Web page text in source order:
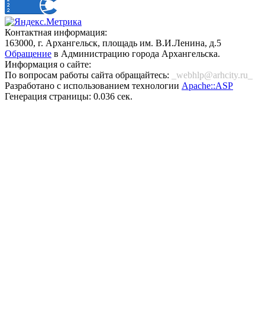
Контактная информация:
163000, г. Архангельск, площадь им. В.И.Ленина, д.5
Обращение в Администрацию города Архангельска.
Информация о сайте:
По вопросам работы сайта обращайтесь:
_webhlp@arhcity.ru_
Разработано с использованием технологии Apache::ASP
Генерация страницы: 0.036 сек.